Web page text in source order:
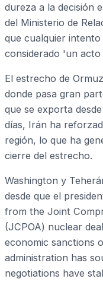
dureza a la decisión
del Ministerio de
que cualquier
considerado 'un
El estrecho de
donde pasa gran
que se exporta
días, Irán ha
región, lo que ha
cierre del estrecho.
Washington y
desde que el
from the Joint
(JCPOA) nuclear
economic sanctions
administration has
negotiations have